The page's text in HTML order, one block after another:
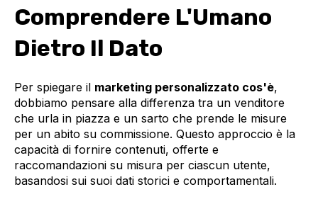
Comprendere L'Umano
Dietro Il Dato
Per spiegare il marketing personalizzato cos'è,
dobbiamo pensare alla differenza tra un venditore
che urla in piazza e un sarto che prende le misure
per un abito su commissione. Questo approccio è la
capacità di fornire contenuti, offerte e
raccomandazioni su misura per ciascun utente,
basandosi sui suoi dati storici e comportamentali.